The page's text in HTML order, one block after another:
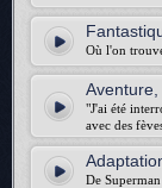
Où l'on
"J'ai été
avec des
De